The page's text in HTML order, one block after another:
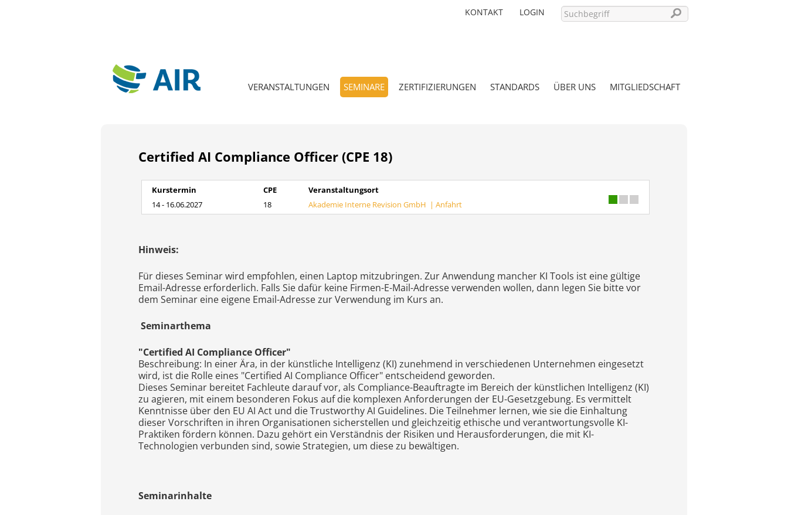
KONTAKT LOGIN
PASSWORT VERGESSEN?
VERANSTALTUNGEN SEMINARE ZERTIFIZIERUNGEN STANDARDS ÜBER UNS MITGLIEDSCHAFT
Certified AI Compliance Officer (CPE 18)
Kurstermin CPE
Veranstaltungsort
14 - 16.06.2027
18 Akademie Interne Revision GmbH | Anfahrt
Hinweis:
Für dieses Seminar wird empfohlen, einen Laptop mitzubringen. Zur Anwendung mancher KI Tools ist eine gültige
Email-Adresse erforderlich. Falls Sie dafür keine Firmen-E-Mail-Adresse verwenden wollen, dann legen Sie bitte vor
dem Seminar eine eigene Email-Adresse zur Verwendung im Kurs an.
Seminarthema
"Certified AI Compliance Officer"
Beschreibung: In einer Ära, in der künstliche Intelligenz (KI) zunehmend in verschiedenen Unternehmen eingesetzt
wird, ist die Rolle eines "Certified AI Compliance Officer" entscheidend geworden.
Dieses Seminar bereitet Fachleute darauf vor, als Compliance-Beauftragte im Bereich der künstlichen Intelligenz (KI)
zu agieren, mit einem besonderen Fokus auf die komplexen Anforderungen der EU-Gesetzgebung. Es vermittelt
Kenntnisse über den EU AI Act und die Trustworthy AI Guidelines. Die Teilnehmer lernen, wie sie die Einhaltung
dieser Vorschriften in ihren Organisationen sicherstellen und gleichzeitig ethische und verantwortungsvolle KI-
Praktiken fördern können. Dazu gehört ein Verständnis der Risiken und Herausforderungen, die mit KI-
Technologien verbunden sind, sowie Strategien, um diese zu bewältigen.
Seminarinhalte